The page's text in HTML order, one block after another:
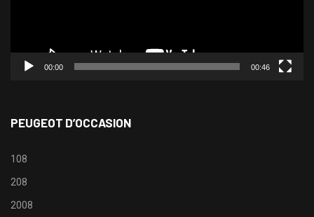
00:00 00:46
PEUGEOT D’OCCASION
108
208
2008